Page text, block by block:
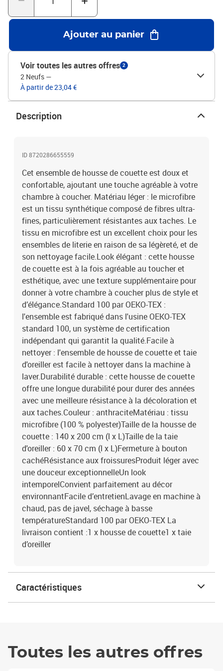
durabilité pour durer des années avec une meilleure résistance à la
décoloration et aux taches.Couleur : anthraciteMatériau : tissu
microfibre (100 % polyester)Taille de la housse de couette : 140 x
200 cm (l x L)Taille de la taie d'oreiller : 60 x 70 cm (l x L)Fermeture
à bouton cachéRésistance aux froissuresProduit léger avec une
douceur exceptionnelleUn look intemporelConvient parfaitement
au décor environnantFacile d’entretienLavage en machine à
chaud, pas de javel, séchage à basse températureStandard 100
par OEKO-TEX La livraison contient :1 x housse de couette1 x taie
d’oreiller
Ajouter au panier
Voir toutes les autres offres 2
2 Neufs —
À partir de 23,04 €
Description
ID 8720286655559
Cet ensemble de housse de couette est doux et
confortable, ajoutant une touche agréable à votre
chambre à coucher. Matériau léger : le microfibre
est un tissu synthétique composé de fibres ultra-
fines, particulièrement résistantes aux taches. Le
tissu en microfibre est un excellent choix pour les
ensembles de literie en raison de sa légèreté, et de
son nettoyage facile.Look élégant : cette housse
de couette est à la fois agréable au toucher et
esthétique, avec une texture supplémentaire pour
donner à votre chambre à coucher plus de style et
d’élégance.Standard 100 par OEKO-TEX :
l'ensemble est fabriqué dans l'usine OEKO-TEX
standard 100, un système de certification
indépendant qui garantit la qualité.Facile à
nettoyer : l'ensemble de housse de couette et taie
d'oreiller est facile à nettoyer dans la machine à
laver.Durabilité durable : cette housse de couette
offre une longue durabilité pour durer des années
avec une meilleure résistance à la décoloration et
aux taches.Couleur : anthraciteMatériau : tissu
microfibre (100 % polyester)Taille de la housse de
couette : 140 x 200 cm (l x L)Taille de la taie
d'oreiller : 60 x 70 cm (l x L)Fermeture à bouton
cachéRésistance aux froissuresProduit léger avec
une douceur exceptionnelleUn look
intemporelConvient parfaitement au décor
environnantFacile d’entretienLavage en machine à
chaud, pas de javel, séchage à basse
températureStandard 100 par OEKO-TEX La
livraison contient :1 x housse de couette1 x taie
d’oreiller
Caractéristiques
Toutes les autres offres